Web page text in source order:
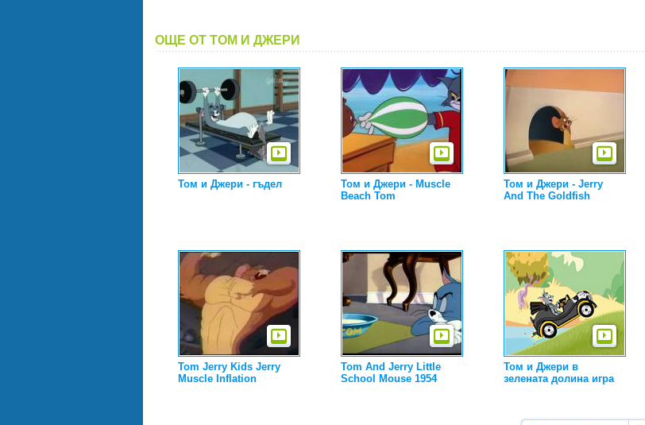
ОЩЕ ОТ ТОМ И ДЖЕРИ
Том и Джери - гъдел
Том и Джери - Muscle
Beach Tom
Том и Джери - Jerry
And The Goldfish
Tom Jerry Kids Jerry
Muscle Inflation
Tom And Jerry Little
School Mouse 1954
Том и Джери в
зелената долина игра